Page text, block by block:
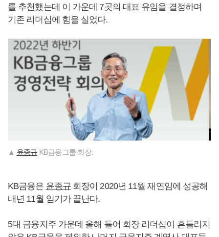
를 추천했는데 이 가운데 7곳의 대표 유임을 결정하며
기존 리더십에 힘을 실었다.
▲ 윤종규 KB금융그룹 회장.
KB금융은 윤종규회장이 2020년 11월 재연임에 성공해
내년 11월 임기가 끝난다.
5대 금융지주 가운데 올해 들어 회장 리더십이 흔들리지